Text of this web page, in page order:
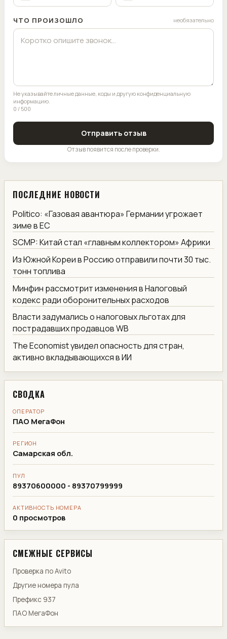
ЧТО ПРОИЗОШЛО необязательно
Не указывайте личные данные, коды и другую конфиденциальную
информацию.
0 / 500
Отправить отзыв
Отзыв появится после проверки.
ПОСЛЕДНИЕ НОВОСТИ
Politico: «Газовая авантюра» Германии угрожает
зиме в ЕС
SCMP: Китай стал «главным коллектором» Африки
Из Южной Кореи в Россию отправили почти 30 тыс.
тонн топлива
Минфин рассмотрит изменения в Налоговый
кодекс ради оборонительных расходов
Власти задумались о налоговых льготах для
пострадавших продавцов WB
The Economist увидел опасность для стран,
активно вкладывающихся в ИИ
СВОДКА
ОПЕРАТОР
ПАО МегаФон
РЕГИОН
Самарская обл.
ПУЛ
89370600000 - 89370799999
АКТИВНОСТЬ НОМЕРА
0 просмотров
СМЕЖНЫЕ СЕРВИСЫ
Проверка по Avito
Другие номера пула
Префикс 937
ПАО МегаФон